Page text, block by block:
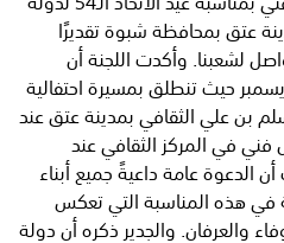
عتق بمحافظة شبوة تقديرًا
لشعبنا. وأكدت اللجنة أن
ستقام يوم الثلاثاء 2 ديسمبر حيث تنطلق بمسيرة احتفالية
يسلم بن علي الثقافي بمدينة عتق عند
فني في المركز الثقافي عند
الدعوة عامة داعيةً جميع أبناء
في هذه المناسبة التي تعكس
والعرفان. والجدير ذكره أن دولة